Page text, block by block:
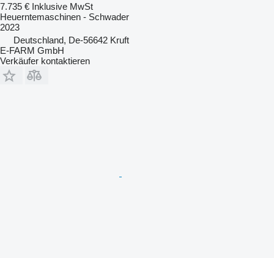
7.735 € Inklusive MwSt
Heuerntemaschinen - Schwader
2023
Deutschland, De-56642 Kruft
E-FARM GmbH
Verkäufer kontaktieren